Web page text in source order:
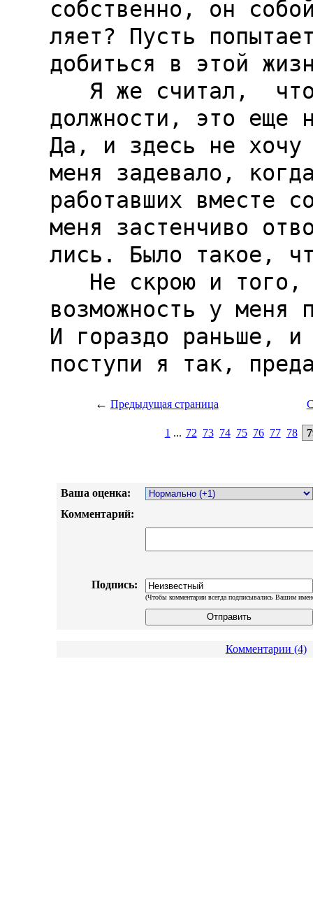
← Предыдущая страница
1 ... 72 73 74 75 76 77 78
Ваша оценка:
Комментарий:
Подпись:
(Чтобы комментарии всегда подписывались Вашим
Комментарии (4)